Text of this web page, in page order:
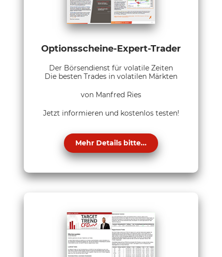
Optionsscheine-Expert-Trader
Der Börsendienst für volatile Zeiten
Die besten Trades in volatilen Märkten
von Manfred Ries
Jetzt informieren und kostenlos testen!
Mehr Details bitte...